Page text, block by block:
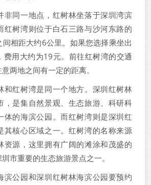
非同一地点，红树林坐落于深圳湾滨
红树湾则位于白石三路与沙河东路的
相距大约6公里。如果您选择乘坐出
费用大约为19元。前往红树湾的交通
两地之间有一定的距离。
和红树湾是同一个地方。深圳红树林
，是集自然景观、生态旅游、科研科
体的海滨公园。而红树湾则是深圳红
其核心区域之一。红树湾的名称来源
资源，这里拥有广阔的滩涂和茂盛的
市重要的生态旅游景点之一。
滨公园和深圳红树林海滨公园要预约